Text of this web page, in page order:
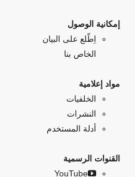
إمكانية الوصول
اِطّلع على البيان
الخاص بنا
مواد إعلامية
الخلفيات
النشرات
أدلة المستخدم
القنوات الرسمية
YouTube